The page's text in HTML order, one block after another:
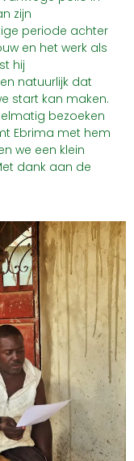
zijn
periode achter
en het werk als
hij
natuurlijk dat
start kan maken.
bezoeken
Ebrima met hem
we een klein
dank aan de